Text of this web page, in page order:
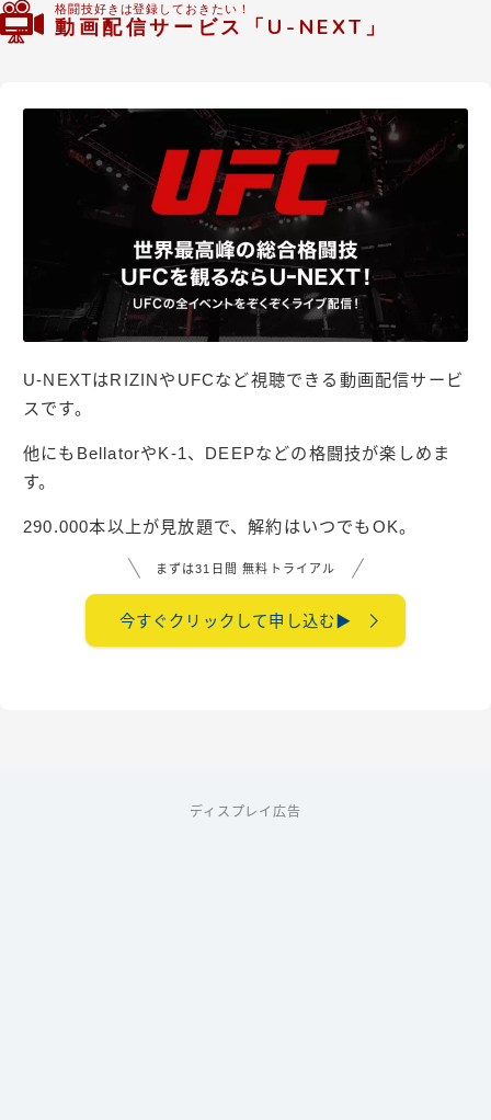
格闘技好きは登録しておきたい！
動画配信サービス「U-NEXT」
U-NEXTはRIZINやUFCなど視聴できる動画配信サービ
スです。
他にもBellatorやK-1、DEEPなどの格闘技が楽しめま
す。
290.000本以上が見放題で、解約はいつでもOK。
まずは31日間 無料トライアル
今すぐクリックして申し込む▶︎
ディスプレイ広告